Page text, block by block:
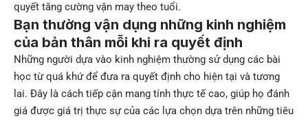
quyết tăng cường vận may theo tuổi.
Bạn thường vận dụng những kinh nghiệm
của bản thân mỗi khi ra quyết định
Những người dựa vào kinh nghiệm thường sử dụng các bài
học từ quá khứ để đưa ra quyết định cho hiện tại và tương
lai. Đây là cách tiếp cận mang tính thực tế cao, giúp họ đánh
giá được giá trị thực sự của các lựa chọn dựa trên những tiêu